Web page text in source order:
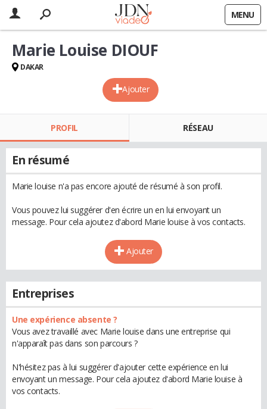
MENU
Ajouter
Marie Louise DIOUF
DAKAR
PROFIL RÉSEAU
En résumé
Marie louise n'a pas encore ajouté de résumé à son profil.
Vous pouvez lui suggérer d'en écrire un en lui envoyant un
message. Pour cela ajoutez d'abord Marie louise à vos contacts.
Ajouter
Entreprises
Une expérience absente ?
Vous avez travaillé avec Marie louise dans une entreprise qui
n'apparaît pas dans son parcours ?
N'hésitez pas à lui suggérer d'ajouter cette expérience en lui
envoyant un message. Pour cela ajoutez d'abord Marie louise à
vos contacts.